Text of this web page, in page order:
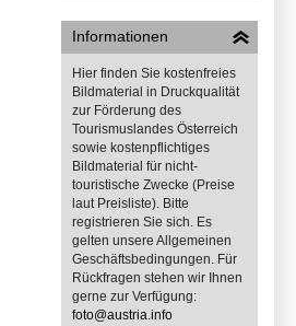
Informationen
Hier finden Sie kostenfreies
Bildmaterial in Druckqualität
zur Förderung des
Tourismuslandes Österreich
sowie kostenpflichtiges
Bildmaterial für nicht-
touristische Zwecke (Preise
laut Preisliste). Bitte
registrieren Sie sich. Es
gelten unsere Allgemeinen
Geschäftsbedingungen. Für
Rückfragen stehen wir Ihnen
gerne zur Verfügung:
foto@austria.info